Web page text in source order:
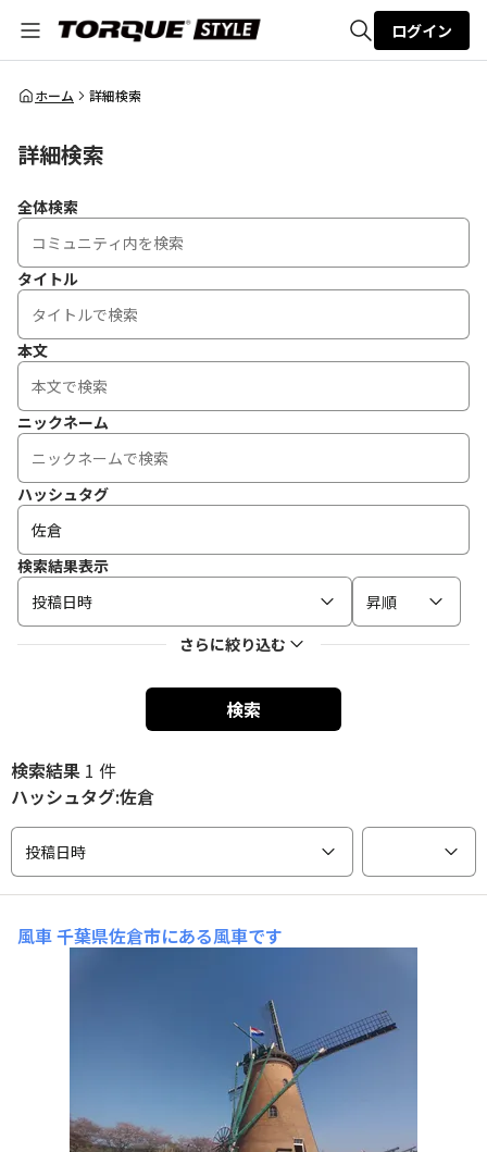
全体検索
ログイン
ホーム 詳細検索
詳細検索
全体検索
タイトル
本文
ニックネーム
ハッシュタグ
検索結果表示
投稿日時
昇順
さらに絞り込む
検索
検索結果 1 件
ハッシュタグ:佐倉
投稿日時
風車千葉県佐倉市にある風車です